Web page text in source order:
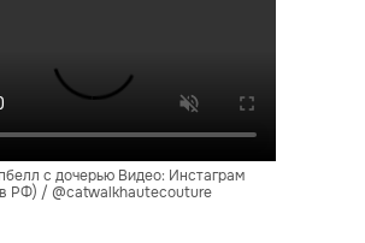
с дочерью Видео: Инстаграм
РФ) / @catwalkhautecouture